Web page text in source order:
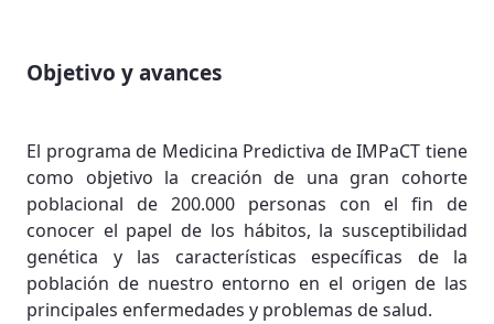
Objetivo y avances
El programa de Medicina Predictiva de IMPaCT tiene
como objetivo la creación de una gran cohorte
poblacional de 200.000 personas con el fin de
conocer el papel de los hábitos, la susceptibilidad
genética y las características específicas de la
población de nuestro entorno en el origen de las
principales enfermedades y problemas de salud.